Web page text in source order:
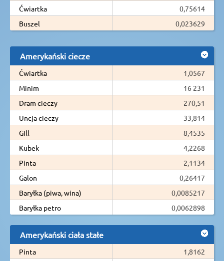
Ćwiartka
0,75614
Buszel
0,023629
Amerykański ciecze
Ćwiartka
1,0567
Minim
16 231
Dram cieczy
270,51
Uncja cieczy
33,814
Gill
8,4535
Kubek
4,2268
Pinta
2,1134
Galon
0,26417
Baryłka (piwa, wina)
0,0085217
Baryłka petro
0,0062898
Amerykański ciała stałe
Pinta
1,8162